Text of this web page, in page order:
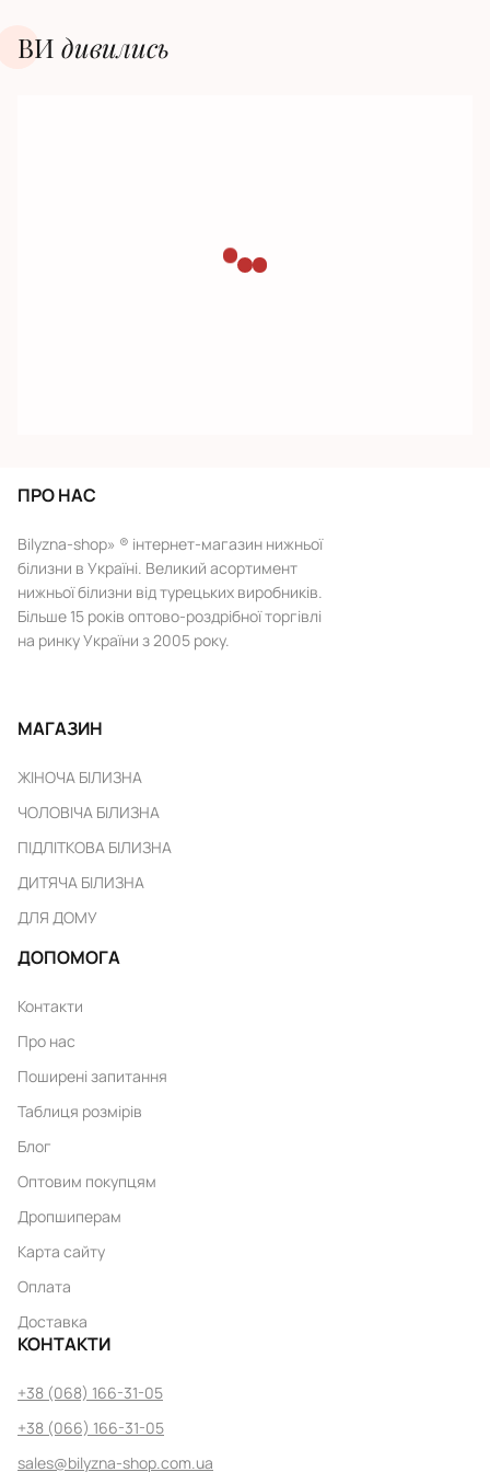
ВИ дивилиcь
ПРО НАС
Bilyzna-shop» ® інтернет-магазин нижньої
білизни в Україні. Великий асортимент
нижньої білизни від турецьких виробників.
Більше 15 років оптово-роздрібної торгівлі
на ринку України з 2005 року.
МАГАЗИН
ЖІНОЧА БІЛИЗНА
ЧОЛОВІЧА БІЛИЗНА
ПІДЛІТКОВА БІЛИЗНА
ДИТЯЧА БІЛИЗНА
ДЛЯ ДОМУ
ДОПОМОГА
Контакти
Про нас
Поширені запитання
Таблиця розмірів
Блог
Оптовим покупцям
Дропшиперам
Карта сайту
Оплата
Доставка
КОНТАКТИ
+38 (068) 166-31-05
+38 (066) 166-31-05
sales@bilyzna-shop.com.ua